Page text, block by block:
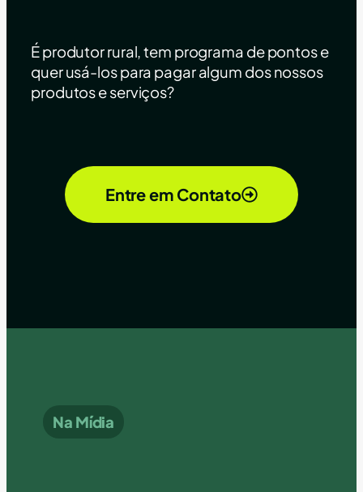
É produtor rural, tem programa de pontos e
quer usá-los para pagar algum dos nossos
produtos e serviços?
Entre em Contato
Na Mídia